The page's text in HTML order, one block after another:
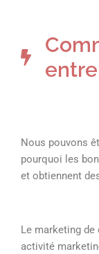
Nous pouvons
pourquoi les
et obtiennent
Le marketing
activité